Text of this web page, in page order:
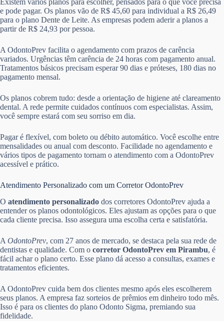
e pode pagar. Os planos vão de R$ 45,60 para individual a R$ 26,49
para o plano Dente de Leite. As empresas podem aderir a planos a
partir de R$ 24,93 por pessoa.
A OdontoPrev facilita o agendamento com prazos de carência
variados. Urgências têm carência de 24 horas com pagamento anual.
Tratamentos básicos precisam esperar 90 dias e próteses, 180 dias no
pagamento mensal.
Os planos cobrem tudo: desde a orientação de higiene até clareamento
dental. A rede permite cuidados contínuos com especialistas. Assim,
você sempre estará com seu sorriso em dia.
Pagar é flexível, com boleto ou débito automático. Você escolhe entre
mensalidades ou anual com desconto. Facilidade no agendamento e
vários tipos de pagamento tornam o atendimento com a OdontoPrev
acessível e prático.
Atendimento Personalizado com um Corretor OdontoPrev
O atendimento personalizado dos corretores OdontoPrev ajuda a
entender os planos odontológicos. Eles ajustam as opções para o que
cada cliente precisa. Isso assegura uma escolha certa e satisfatória.
A OdontoPrev, com 27 anos de mercado, se destaca pela sua rede de
dentistas e qualidade. Com o corretor OdontoPrev em Pirambu, é
fácil achar o plano certo. Esse plano dá acesso a consultas, exames e
tratamentos eficientes.
A OdontoPrev cuida bem dos clientes mesmo após eles escolherem
seus planos. A empresa faz sorteios de prêmios em dinheiro todo mês.
Isso é para os clientes do plano Odonto Sigma, premiando sua
fidelidade.